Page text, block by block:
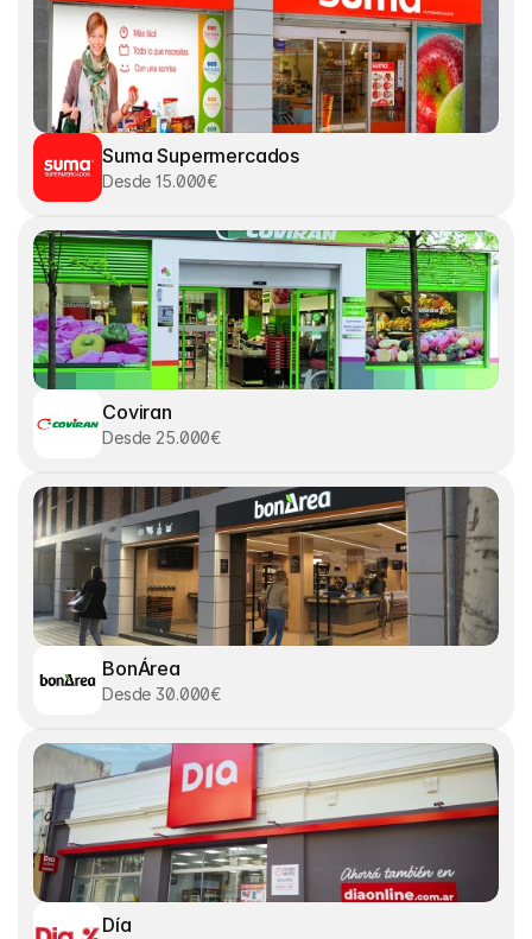
Suma Supermercados
Desde 15.000€
Coviran
Desde 25.000€
BonÁrea
Desde 30.000€
Día